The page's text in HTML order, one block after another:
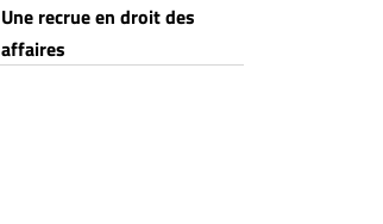
Une recrue en droit des
affaires